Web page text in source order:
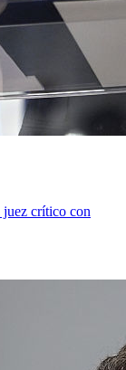
crítico con